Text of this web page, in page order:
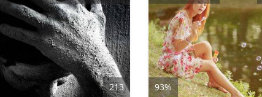
213 93%